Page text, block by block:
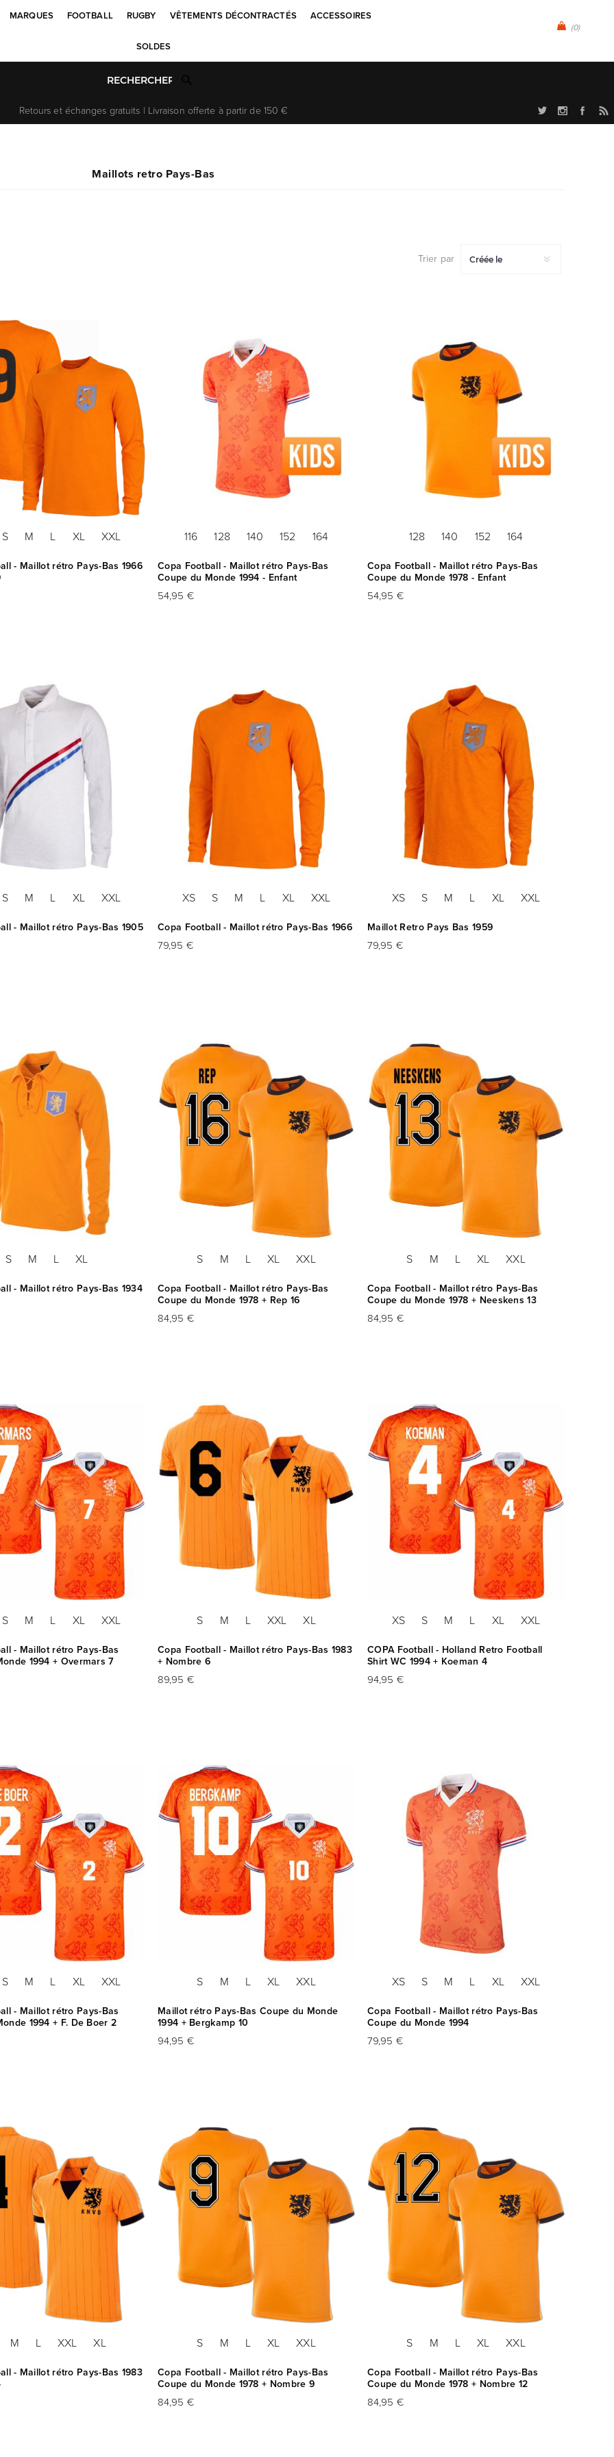
(0)
MARQUES FOOTBALL RUGBY VÊTEMENTS DÉCONTRACTÉS ACCESSOIRES
SOLDES
Retours et échanges gratuits | Livraison offerte à partir de 150 €
Maillots retro Pays-Bas
Trier par
S M L XL XXL
- Maillot rétro Pays-Bas 1966
116 128 140 152 164
Copa Football - Maillot rétro Pays-Bas
Coupe du Monde 1994 - Enfant
54,95 €
128 140 152 164
Copa Football - Maillot rétro Pays-Bas
Coupe du Monde 1978 - Enfant
54,95 €
S M L XL XXL
- Maillot rétro Pays-Bas 1905
XS S M L XL XXL
Copa Football - Maillot rétro Pays-Bas 1966
79,95 €
XS S M L XL XXL
Maillot Retro Pays Bas 1959
79,95 €
S M L XL
- Maillot rétro Pays-Bas 1934
S M L XL XXL
Copa Football - Maillot rétro Pays-Bas
Coupe du Monde 1978 + Rep 16
84,95 €
S M L XL XXL
Copa Football - Maillot rétro Pays-Bas
Coupe du Monde 1978 + Neeskens 13
84,95 €
S M L XL XXL
- Maillot rétro Pays-Bas
1994 + Overmars 7
S M L XXL XL
Copa Football - Maillot rétro Pays-Bas 1983
+ Nombre 6
89,95 €
XS S M L XL XXL
COPA Football - Holland Retro Football
Shirt WC 1994 + Koeman 4
94,95 €
S M L XL XXL
- Maillot rétro Pays-Bas
1994 + F. De Boer 2
S M L XL XXL
Maillot rétro Pays-Bas Coupe du Monde
1994 + Bergkamp 10
94,95 €
XS S M L XL XXL
Copa Football - Maillot rétro Pays-Bas
Coupe du Monde 1994
79,95 €
M L XXL XL
- Maillot rétro Pays-Bas 1983
S M L XL XXL
Copa Football - Maillot rétro Pays-Bas
Coupe du Monde 1978 + Nombre 9
84,95 €
S M L XL XXL
Copa Football - Maillot rétro Pays-Bas
Coupe du Monde 1978 + Nombre 12
84,95 €